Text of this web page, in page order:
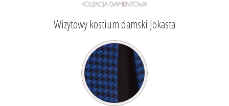
Wizytowy kostium damski Jokasta